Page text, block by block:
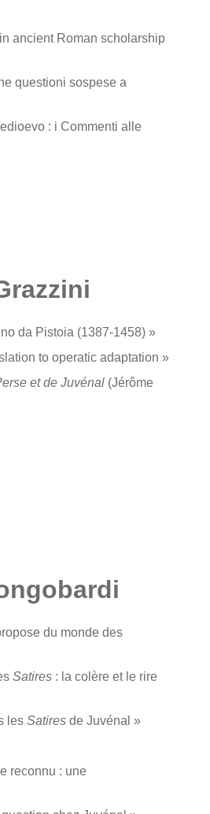
ancient Roman scholarship
questioni sospese a
: i Commenti alle
da Pistoia (1387-1458) »
to operatic adaptation »
et de Juvénal(Jérôme
du monde des
Satires: la colère et le rire
les Satiresde Juvénal »
reconnu : une